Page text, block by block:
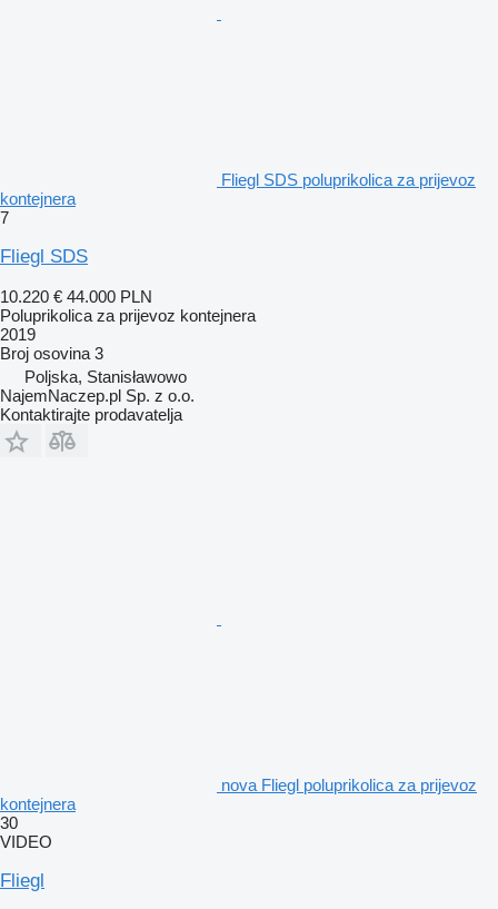
Fliegl SDS poluprikolica za prijevoz
kontejnera
7
Fliegl SDS
10.220 € 44.000 PLN
Poluprikolica za prijevoz kontejnera
2019
Broj osovina 3
Poljska, Stanisławowo
NajemNaczep.pl Sp. z o.o.
Kontaktirajte prodavatelja
nova Fliegl poluprikolica za prijevoz
kontejnera
30
VIDEO
Fliegl